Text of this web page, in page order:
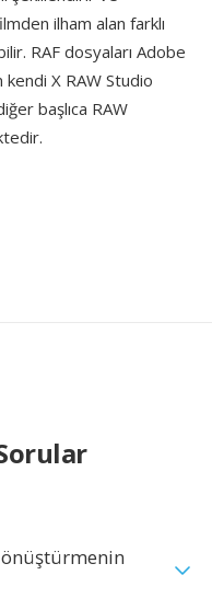
ilham alan farklı
RAF dosyaları Adobe
kendi X RAW Studio
başlıca RAW